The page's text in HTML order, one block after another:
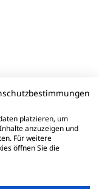
platzieren, um
anzuzeigen und
Für weitere
öffnen Sie die